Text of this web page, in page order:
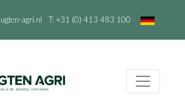
agri.nl T: +31 (0) 413 483 100